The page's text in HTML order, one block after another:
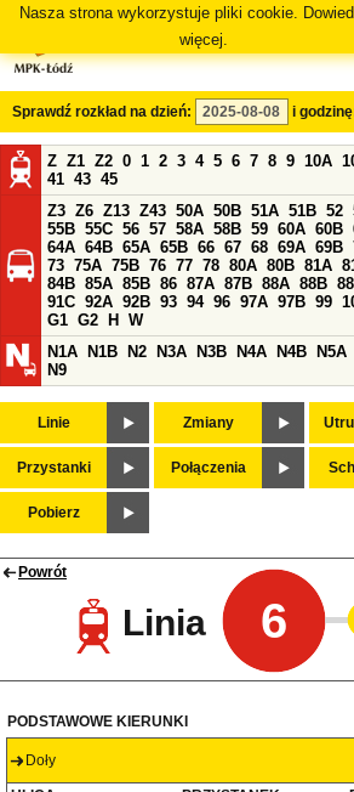
Nasza strona wykorzystuje pliki cookie.
więcej.
Sprawdź rozkład na dzień: i
Z Z1 Z2 0 1 2 3 4 5 6 7 8 9 10A
41 43 45
Z3 Z6 Z13 Z43 50A 50B 51A 51B 52
55B 55C 56 57 58A 58B 59 60A 60B
64A 64B 65A 65B 66 67 68 69A 69B
73 75A 75B 76 77 78 80A 80B 81A
84B 85A 85B 86 87A 87B 88A 88B
91C 92A 92B 93 94 96 97A 97B 99
G1 G2 H
W
N1A
N1B N2 N3A N3B N4A N4B N5A
N9
Linie Zmiany
Przystanki Połączenia
Pobierz
Powrót
Linia 6
PODSTAWOWE KIERUNKI
Doły